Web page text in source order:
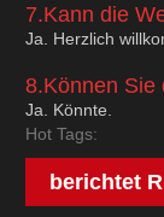
7.Kann die
Ja. Herzlich
8.Können Sie
Ja. Könnte.
Hot Tags:
berichtet